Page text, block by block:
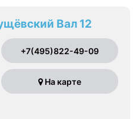
Вал 12
+7(495)822-49-09
На карте